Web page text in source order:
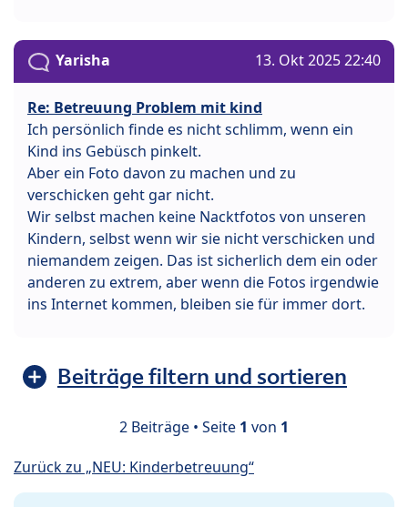
Yarisha 13. Okt 2025 22:40
Re: Betreuung Problem mit kind
Ich persönlich finde es nicht schlimm, wenn ein
Kind ins Gebüsch pinkelt.
Aber ein Foto davon zu machen und zu
verschicken geht gar nicht.
Wir selbst machen keine Nacktfotos von unseren
Kindern, selbst wenn wir sie nicht verschicken und
niemandem zeigen. Das ist sicherlich dem ein oder
anderen zu extrem, aber wenn die Fotos irgendwie
ins Internet kommen, bleiben sie für immer dort.
Beiträge filtern und sortieren
2 Beiträge • Seite 1 von 1
Zurück zu „NEU: Kinderbetreuung“